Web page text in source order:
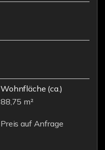
Wohnfläche (ca.)
88,75 m²
Preis auf Anfrage